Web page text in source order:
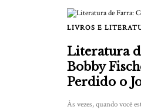
LIVROS E
Literatura
Bobby
Perdido o
Às vezes, quando você